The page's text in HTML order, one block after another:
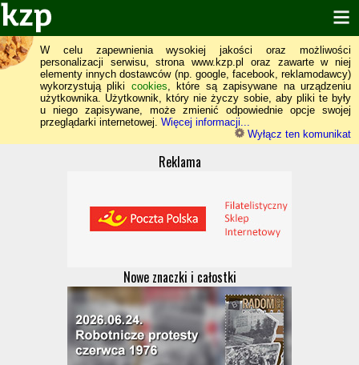
W celu zapewnienia wysokiej jakości oraz możliwości
personalizacji serwisu, strona www.kzp.pl oraz zawarte w niej
elementy innych dostawców (np. google, facebook, reklamodawcy)
wykorzystują pliki cookies, które są zapisywane na urządzeniu
użytkownika. Użytkownik, który nie życzy sobie, aby pliki te były
u niego zapisywane, może zmienić odpowiednie opcje swojej
przeglądarki internetowej. Więcej informacji...
Wyłącz ten komunikat
Reklama
Nowe znaczki i całostki